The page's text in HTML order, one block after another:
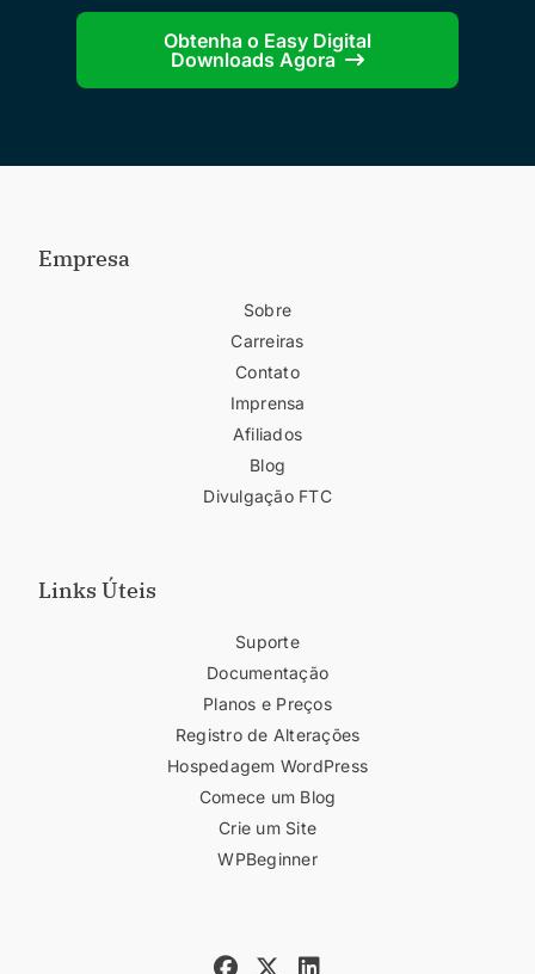
Obtenha o Easy Digital
Downloads Agora
Empresa
Sobre
Carreiras
Contato
Imprensa
Afiliados
Blog
Divulgação FTC
Links Úteis
Suporte
Documentação
Planos e Preços
Registro de Alterações
Hospedagem WordPress
Comece um Blog
Crie um Site
WPBeginner